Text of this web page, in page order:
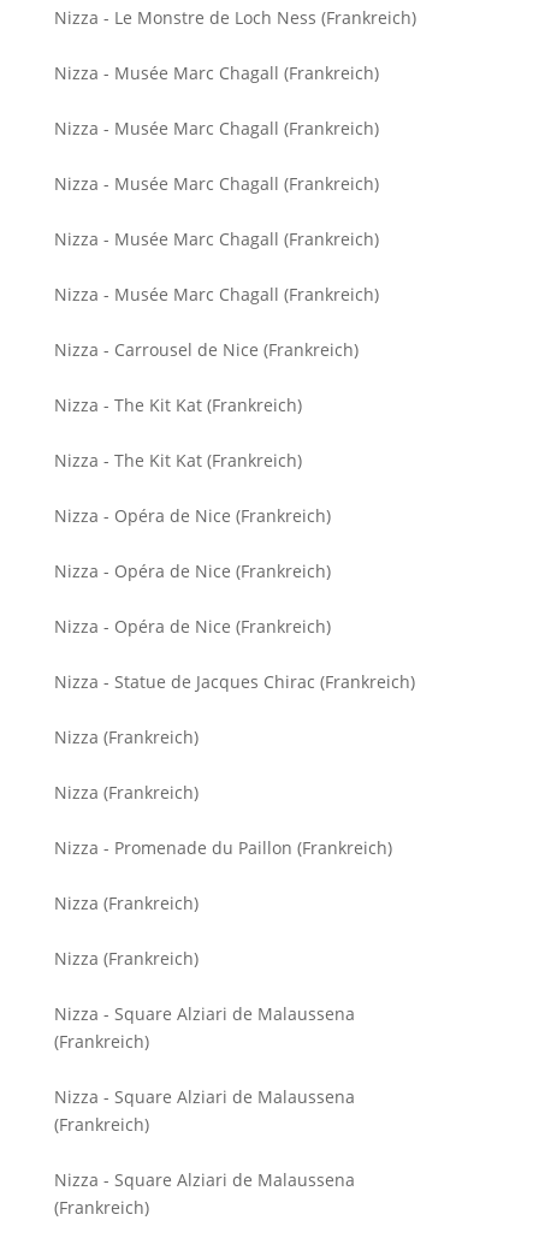
Nizza - Le Monstre de Loch Ness (Frankreich)
Nizza - Musée Marc Chagall (Frankreich)
Nizza - Musée Marc Chagall (Frankreich)
Nizza - Musée Marc Chagall (Frankreich)
Nizza - Musée Marc Chagall (Frankreich)
Nizza - Musée Marc Chagall (Frankreich)
Nizza - Carrousel de Nice (Frankreich)
Nizza - The Kit Kat (Frankreich)
Nizza - The Kit Kat (Frankreich)
Nizza - Opéra de Nice (Frankreich)
Nizza - Opéra de Nice (Frankreich)
Nizza - Opéra de Nice (Frankreich)
Nizza - Statue de Jacques Chirac (Frankreich)
Nizza (Frankreich)
Nizza (Frankreich)
Nizza - Promenade du Paillon (Frankreich)
Nizza (Frankreich)
Nizza (Frankreich)
Nizza - Square Alziari de Malaussena
(Frankreich)
Nizza - Square Alziari de Malaussena
(Frankreich)
Nizza - Square Alziari de Malaussena
(Frankreich)